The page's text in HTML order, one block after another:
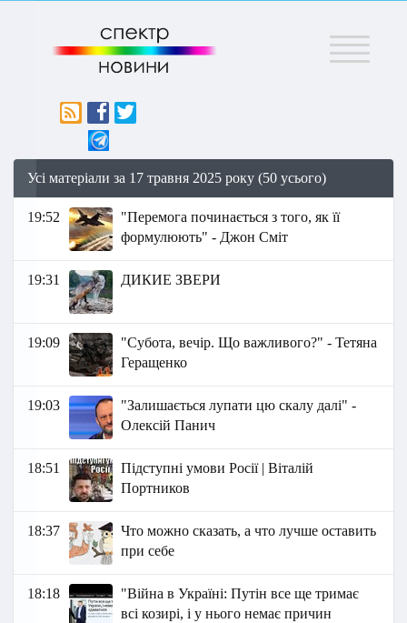
Меню
Усі матеріали за 17 травня 2025 року (50 усього)
19:52
"Перемога починається з того, як її
формулюють" - Джон Сміт
19:31 ДИКИЕ ЗВЕРИ
19:09
"Субота, вечір. Що важливого?" - Тетяна
Геращенко
19:03
"Залишається лупати цю скалу далі" -
Олексій Панич
18:51
Підступні умови Росії | Віталій
Портников
18:37
Что можно сказать, а что лучше оставить
при себе
18:18
"Війна в Україні: Путін все ще тримає
всі козирі, і у нього немає причин